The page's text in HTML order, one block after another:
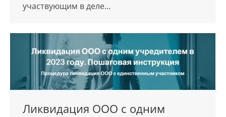
участвующим в деле…
Ликвидация ООО с одним